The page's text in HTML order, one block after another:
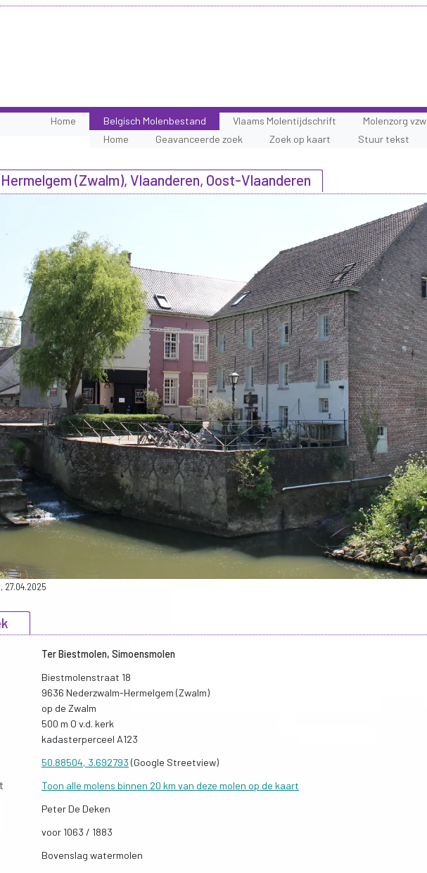
Home
Belgisch Molenbestand
Home
Geavanceerde zoek Zoek op kaart Stuur tekst
Vlaams Molentijdschrift Molenzorg vzw
(Zwalm), Vlaanderen, Oost-Vlaanderen
Ter Biestmolen, Simoensmolen
Biestmolenstraat 18
9636 Nederzwalm-Hermelgem (Zwalm)
op de Zwalm
500 m O v.d. kerk
kadasterperceel A123
50.88504, 3.692793 (Google Streetview)
Toon alle molens binnen 20 km van deze molen op de kaart
Peter De Deken
voor 1063 / 1883
Bovenslag watermolen
27.04.2025